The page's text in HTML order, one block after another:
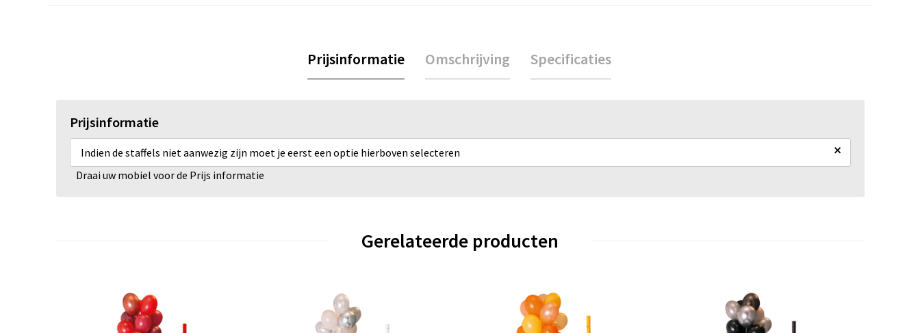
Prijsinformatie Omschrijving Specificaties
Prijsinformatie
Indien de staffels niet aanwezig zijn moet je eerst een optie hierboven selecteren ×
Draai uw mobiel voor de Prijs informatie
Gerelateerde producten